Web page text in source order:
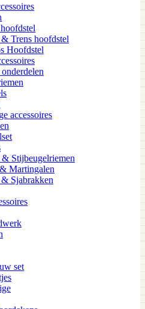
& Trens hoofdstel
Hoofdstel
accessoires
& Stijbeugelriemen
Martingalen
Sjabrakken
set